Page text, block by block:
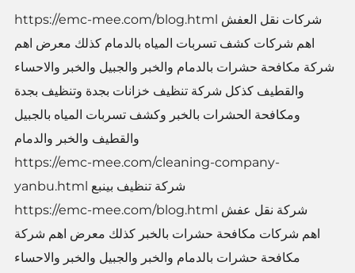
https://emc-mee.com/blog.html شركات نقل العفش
اهم شركات كشف تسربات المياه بالدمام كذلك معرض اهم
شركة مكافحة حشرات بالدمام والخبر والجبيل والخبر والاحساء
والقطيف كذكل شركة تنظيف خزانات بجدة وتنظيف بجدة
ومكافحة الحشرات بالخبر وكشف تسربات المياه بالجبيل
والقطيف والخبر والدمام
https://emc-mee.com/cleaning-company-
yanbu.html شركة تنظيف بينبع
https://emc-mee.com/blog.html شركة نقل عفش
اهم شركات مكافحة حشرات بالخبر كذلك معرض اهم شركة
مكافحة حشرات بالدمام والخبر والجبيل والخبر والاحساء